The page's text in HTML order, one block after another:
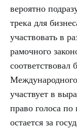
вероятно
трека для
участвовать в
рамочного
участвует в
право голоса
остается за